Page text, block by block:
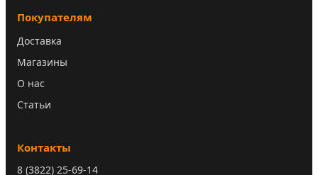
Покупателям
Доставка
Магазины
О нас
Статьи
Контакты
8 (3822) 25-69-14